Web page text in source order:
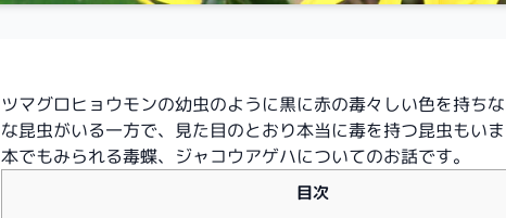
ツマグロヒョウモンの幼虫のように黒に赤の毒々しい色を持ち
な昆虫がいる一方で、見た目のとおり本当に毒を持つ昆虫もい
本でもみられる毒蝶、ジャコウアゲハについてのお話です。
目次